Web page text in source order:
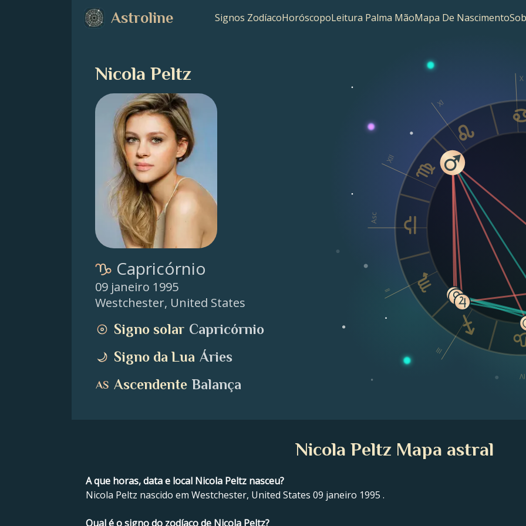
Astroline Signos ZodíacoHoróscopoLeitura Palma MãoMapa De Nascimento
Nicola Peltz
Capricórnio
09 janeiro 1995
Westchester, United States
Signo solar Capricórnio
Signo da Lua Áries
Ascendente Balança
Asc
II
III
IV
X
XI
XII
Nicola Peltz Mapa astral
A que horas, data e local Nicola Peltz nasceu?
Nicola Peltz nascido em Westchester, United States 09 janeiro 1995 .
Qual é o signo do zodíaco de Nicola Peltz?